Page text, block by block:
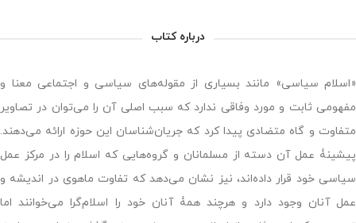
درباره کتاب
«اسلام سیاسی» مانند بسیاری از مقوله‌های سیاسی و اجتماعی معنا و
مفهومی ثابت و مورد وفاقی ندارد که سبب اصلی آن را می‌توان در تصاویر
متفاوت و گاه متضادی پیدا کرد که جریان‌شناسان این حوزه ارائه می‌دهند.
پیشینۀ عمل آن دسته از مسلمانان و گروه‌هایی که اسلام را در مرکز عمل
سیاسی خود قرار داده‌اند، نیز نشان می‌دهد که تفاوت ماهوی در اندیشه و
عمل آنان وجود دارد و هرچند همۀ آنان خود را اسلام‌گرا می‌خوانند‎ اما